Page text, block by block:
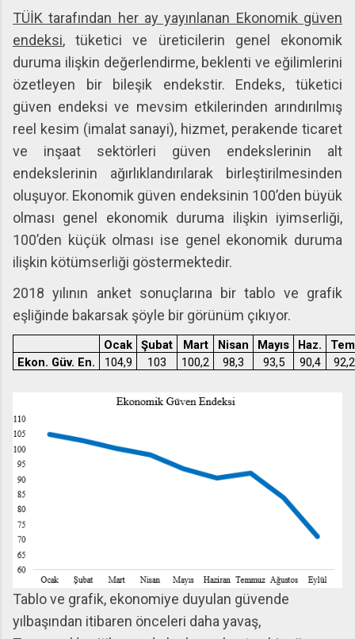
TÜİK tarafından her ay yayınlanan Ekonomik güven
endeksi, tüketici ve üreticilerin genel ekonomik
duruma ilişkin değerlendirme, beklenti ve eğilimlerini
özetleyen bir bileşik endekstir. Endeks, tüketici
güven endeksi ve mevsim etkilerinden arındırılmış
reel kesim (imalat sanayi), hizmet, perakende ticaret
ve inşaat sektörleri güven endekslerinin alt
endekslerinin ağırlıklandırılarak birleştirilmesinden
oluşuyor. Ekonomik güven endeksinin 100’den büyük
olması genel ekonomik duruma ilişkin iyimserliği,
100’den küçük olması ise genel ekonomik duruma
ilişkin kötümserliği göstermektedir.
2018 yılının anket sonuçlarına bir tablo ve grafik
eşliğinde bakarsak şöyle bir görünüm çıkıyor.
Ocak Şubat Mart Nisan Mayıs Haz.
Ekon. Güv. En.
104,9 103 100,2 98,3 93,5 90,4 92,2
Tablo ve grafik, ekonomiye duyulan güvende
yılbaşından itibaren önceleri daha yavaş,